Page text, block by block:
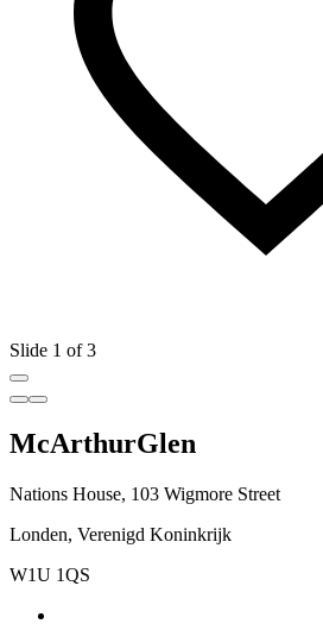
Slide 1 of 3
McArthurGlen
Nations House, 103 Wigmore Street
Londen, Verenigd Koninkrijk
W1U 1QS